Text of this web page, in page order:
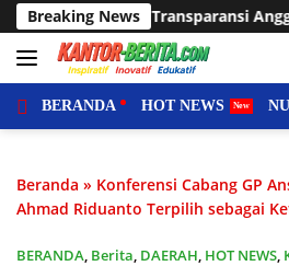
Langsung
ke
konten
Breaking News
Anggaran Sering
BERANDA HOT NEWS
Beranda » Konferensi Cabang GP
Ahmad Riduanto Terpilih sebagai
BERANDA, Berita, DAERAH, HOT NEWS,